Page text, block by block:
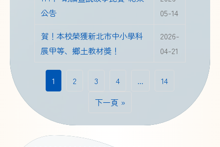
公告
05-14
賀！本校榮獲新北市中小學科
展甲等、鄉土教材獎！
2026-
04-21
1 2 3 4 ...
14
下一頁 »